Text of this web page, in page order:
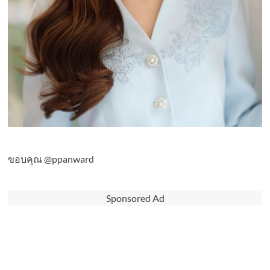
ขอบคุณ @ppanward
Sponsored Ad